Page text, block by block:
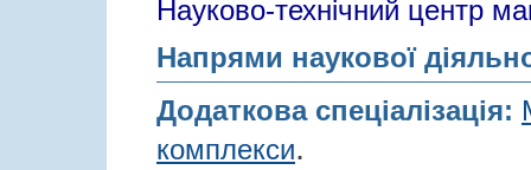
Науково-технічний центр
Напрями наукової
Додаткова спеціалізація:
комплекси.